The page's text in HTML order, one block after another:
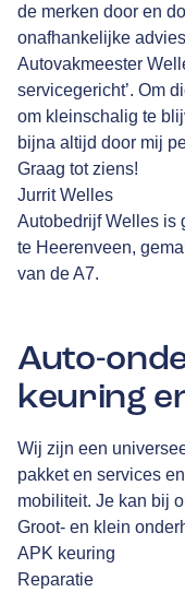
de merken door en
onafhankelijke
Autovakmeester
servicegericht’. Om
om kleinschalig te
bijna altijd door mij
Graag tot ziens!
Jurrit Welles
Autobedrijf Welles is
te Heerenveen,
van de A7.
Auto-
keuring
Wij zijn een
pakket en services
mobiliteit. Je kan bij
Groot- en klein
APK keuring
Reparatie